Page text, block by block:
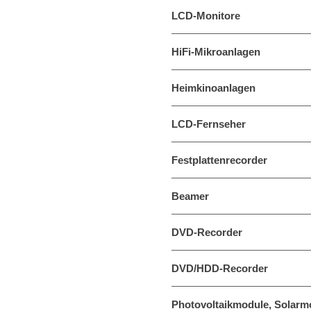
LCD-Monitore
HiFi-Mikroanlagen
Heimkinoanlagen
LCD-Fernseher
Festplattenrecorder
Beamer
DVD-Recorder
DVD/HDD-Recorder
Photovoltaikmodule,